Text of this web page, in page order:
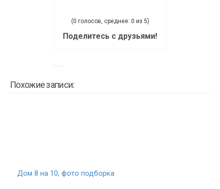
(0 голосов, среднее: 0 из 5)
Поделитесь с друзьями!
Похожие записи:
Дом 8 на 10, фото подборка